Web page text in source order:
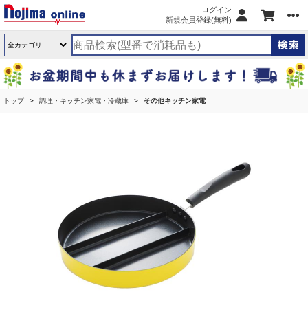
ログイン
新規会員登録(無料)
トップ 調理・キッチン家電・冷蔵庫 その他キッチン家電